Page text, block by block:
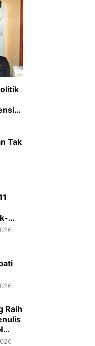
Tak
Raih